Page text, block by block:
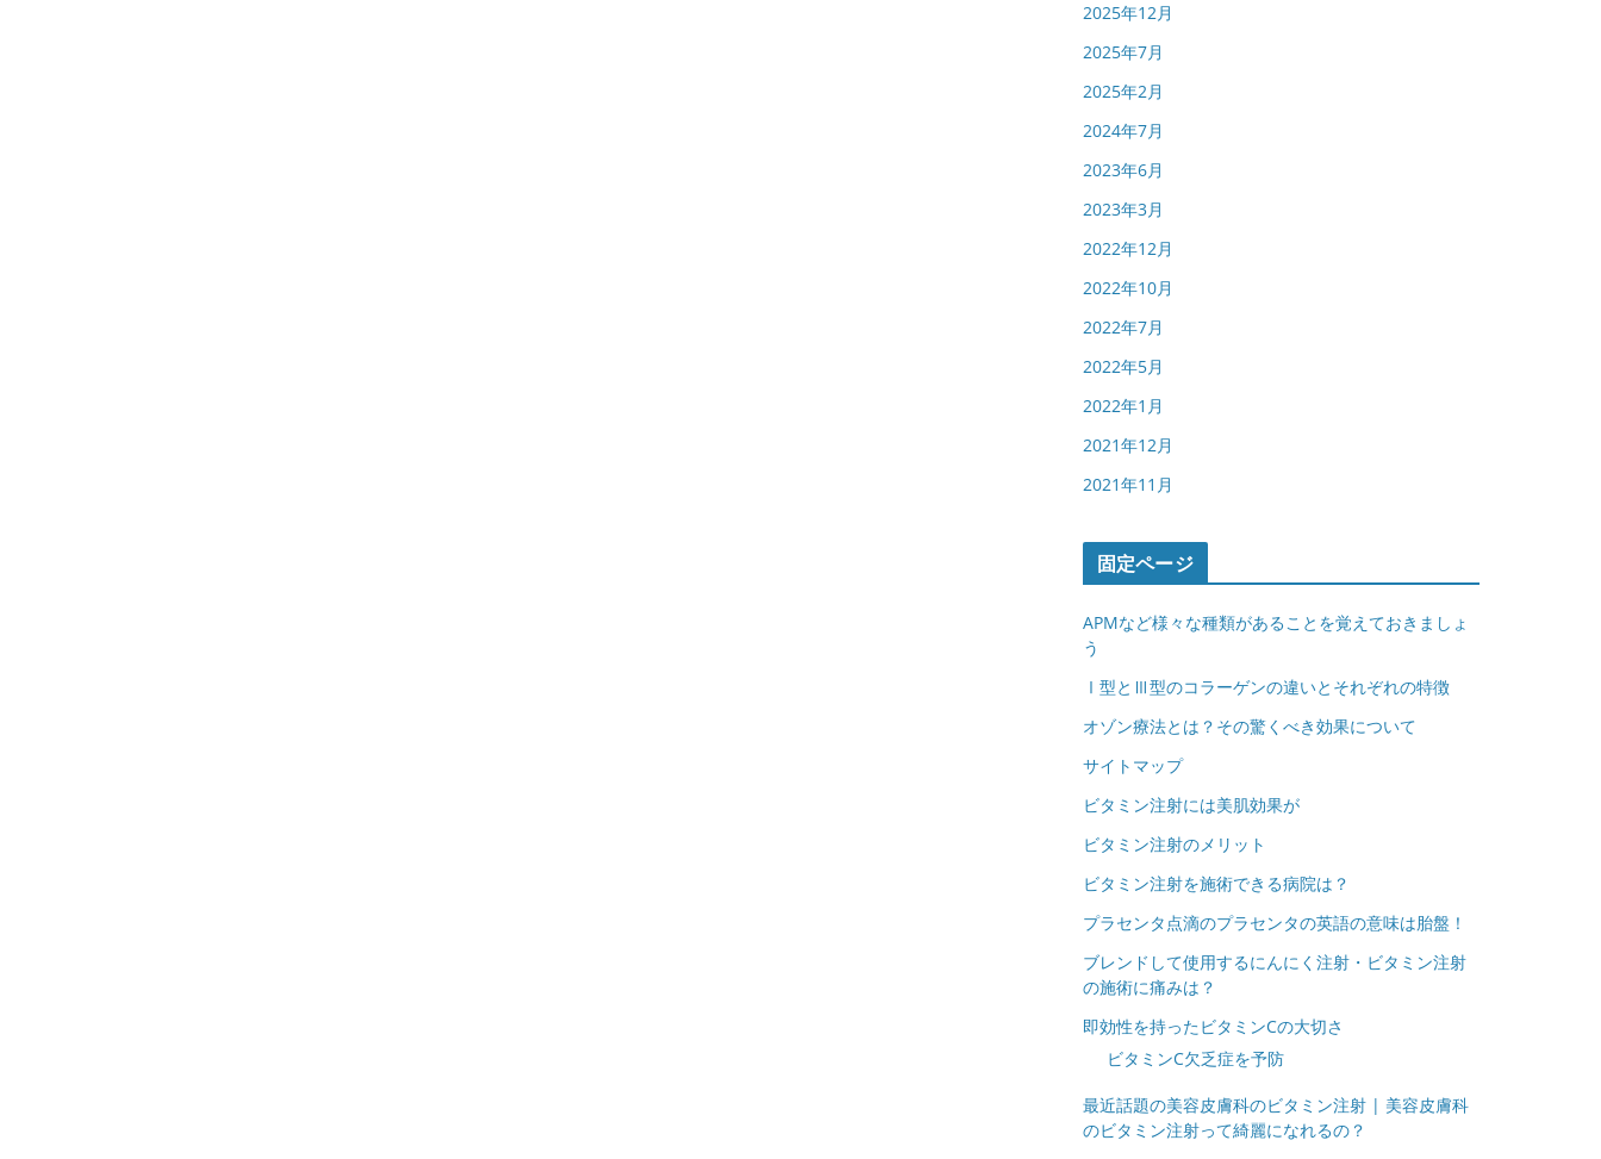
2025年12月
2025年7月
2025年2月
2024年7月
2023年6月
2023年3月
2022年12月
2022年10月
2022年7月
2022年5月
2022年1月
2021年12月
2021年11月
固定ページ
APMなど様々な種類があることを覚えておきましょ
う
Ⅰ型とⅢ型のコラーゲンの違いとそれぞれの特徴
オゾン療法とは？その驚くべき効果について
サイトマップ
ビタミン注射には美肌効果が
ビタミン注射のメリット
ビタミン注射を施術できる病院は？
プラセンタ点滴のプラセンタの英語の意味は胎盤！
ブレンドして使用するにんにく注射・ビタミン注射
の施術に痛みは？
即効性を持ったビタミンCの大切さ
ビタミンC欠乏症を予防
最近話題の美容皮膚科のビタミン注射 | 美容皮膚科
のビタミン注射って綺麗になれるの？